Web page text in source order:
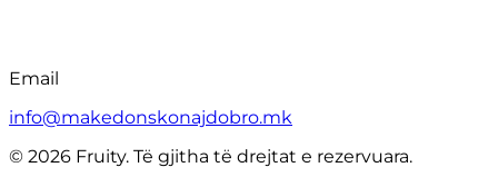
Email
info@makedonskonajdobro.mk
© 2026 Fruity. Të gjitha të drejtat e rezervuara.